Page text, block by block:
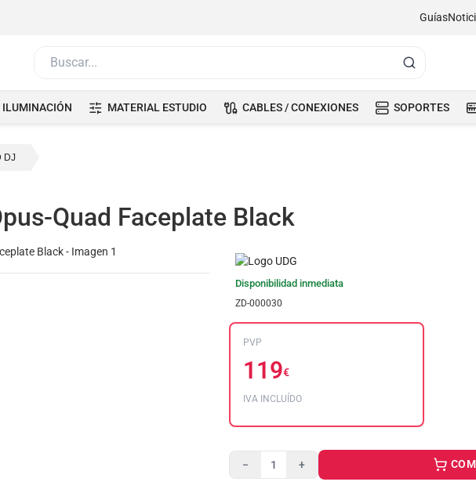
Guías
ILUMINACIÓN MATERIAL ESTUDIO CABLES / CONEXIONES SOPORTES
DJ
Quad Faceplate Black
Disponibilidad inmediata
ZD-000030
PVP
119€
IVA INCLUÍDO
− +